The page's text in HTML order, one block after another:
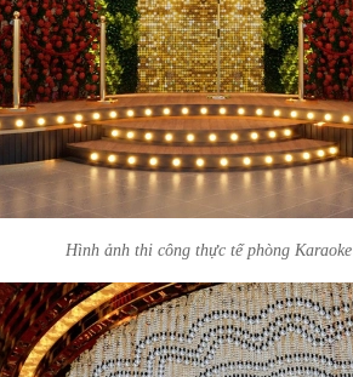
Hình ảnh thi công thực tế phòng Karaoke